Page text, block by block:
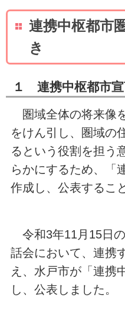
連携中枢都市
き
１ 連携中枢都市
圏域全体の将来像
をけん引し、圏域の
るという役割を担う
らかにするため、「
作成し、公表するこ
令和3年11月15日
話会において、連携
え、水戸市が「連携
し、公表しました。